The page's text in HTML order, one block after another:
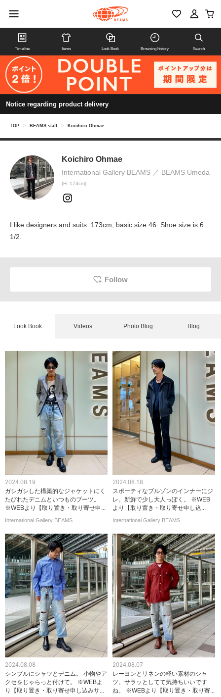
Timeline Items Look Book Browsing history Search
Notice regarding product delivery
TOP > BEAMS staff > Koichiro Ohmae
Koichiro Ohmae
International Gallery BEAMS BEAMS Umeda
(H: 173cm)
I like designers and suits. 173cm, basic size 46. Shoe size is 6
1/2.
Follow
Look Book Videos Photo Blog Blog
2024.08.19
ガシガシした構築的なジャケットにく
たびれたデニムといつものブーツ。
※WEBより【取り置き・取り寄せ申...
International Gallery BEAMS
2024.08.18
スポーティなブルゾンのインナーにジ
レ。新鮮で少し大人っぽく。 ※WEB
より【取り置き・取り寄せ申し込...
International Gallery BEAMS
2024.08.08
シンプルにシャツとデニム。 小物やア
クセをじゃらっと付けて。 ※WEBよ
り【取り置き・取り寄せ申し込みサ...
2024.08.07
レーヨンとリネンの軽い素材のシャ
ツ。サラッとしてて気持ちいいです
ね。 ※WEBより【取り置き・取り寄...